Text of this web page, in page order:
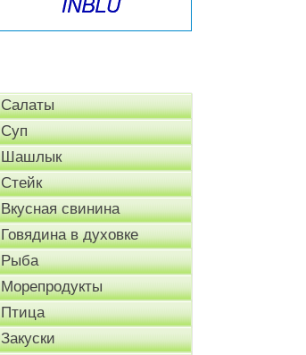
Салаты
Суп
Шашлык
Стейк
Вкусная свинина
Говядина в духовке
Рыба
Морепродукты
Птица
Закуски